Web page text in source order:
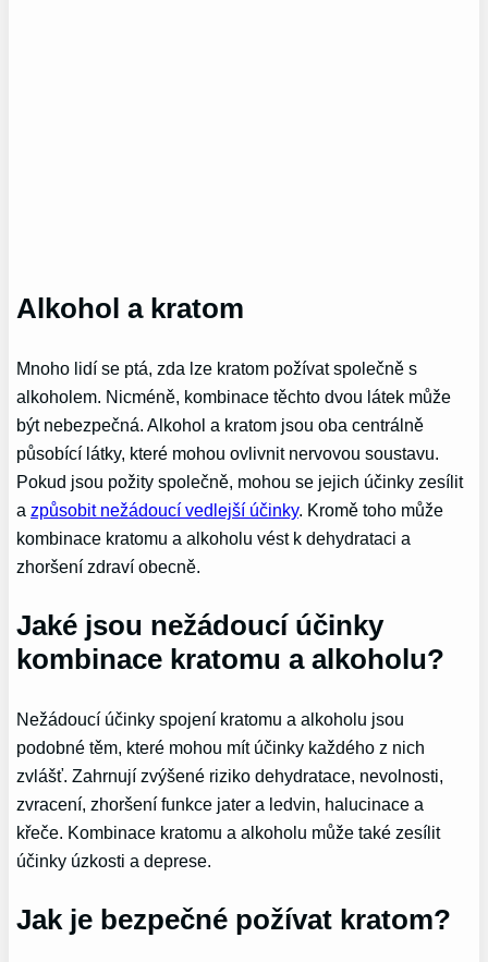
Alkohol a kratom
Mnoho lidí se ptá, zda lze kratom požívat společně s
alkoholem. Nicméně, kombinace těchto dvou látek může
být nebezpečná. Alkohol a kratom jsou oba centrálně
působící látky, které mohou ovlivnit nervovou soustavu.
Pokud jsou požity společně, mohou se jejich účinky zesílit
azpůsobit nežádoucí vedlejší účinky. Kromě toho může
kombinace kratomu a alkoholu vést k dehydrataci a
zhoršení zdraví obecně.
Jaké jsou nežádoucí účinky
kombinace kratomu a alkoholu?
Nežádoucí účinky spojení kratomu a alkoholu jsou
podobné těm, které mohou mít účinky každého z nich
zvlášť. Zahrnují zvýšené riziko dehydratace, nevolnosti,
zvracení, zhoršení funkce jater a ledvin, halucinace a
křeče. Kombinace kratomu a alkoholu může také zesílit
účinky úzkosti a deprese.
Jak je bezpečné požívat kratom?